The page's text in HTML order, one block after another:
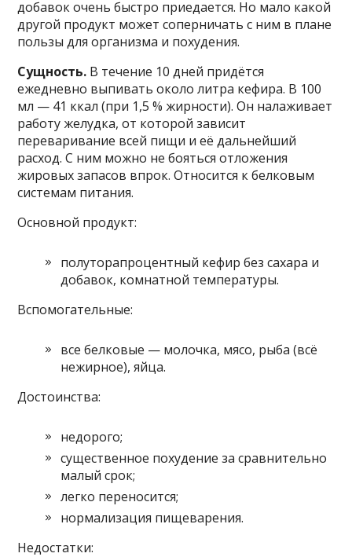
добавок очень быстро приедается. Но мало какой
другой продукт может соперничать с ним в плане
пользы для организма и похудения.
Сущность. В течение 10 дней придётся
ежедневно выпивать около литра кефира. В 100
мл — 41 ккал (при 1,5 % жирности). Он налаживает
работу желудка, от которой зависит
переваривание всей пищи и её дальнейший
расход. С ним можно не бояться отложения
жировых запасов впрок. Относится к белковым
системам питания.
Основной продукт:
полуторапроцентный кефир без сахара и
добавок, комнатной температуры.
Вспомогательные:
все белковые — молочка, мясо, рыба (всё
нежирное), яйца.
Достоинства:
недорого;
существенное похудение за сравнительно
малый срок;
легко переносится;
нормализация пищеварения.
Недостатки: